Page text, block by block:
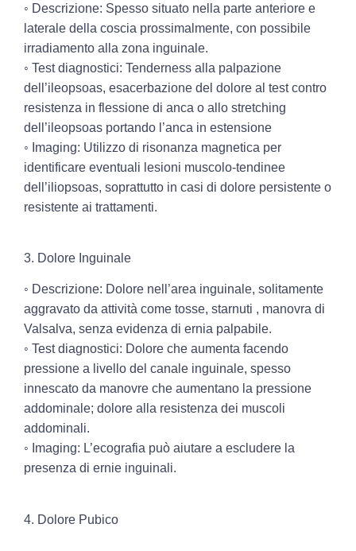
◦ Descrizione: Spesso situato nella parte anteriore e
laterale della coscia prossimalmente, con possibile
irradiamento alla zona inguinale.
◦ Test diagnostici: Tenderness alla palpazione
dell’ileopsoas, esacerbazione del dolore al test contro
resistenza in flessione di anca o allo stretching
dell’ileopsoas portando l’anca in estensione
◦ Imaging: Utilizzo di risonanza magnetica per
identificare eventuali lesioni muscolo-tendinee
dell’iliopsoas, soprattutto in casi di dolore persistente o
resistente ai trattamenti.
3. Dolore Inguinale
◦ Descrizione: Dolore nell’area inguinale, solitamente
aggravato da attività come tosse, starnuti , manovra di
Valsalva, senza evidenza di ernia palpabile.
◦ Test diagnostici: Dolore che aumenta facendo
pressione a livello del canale inguinale, spesso
innescato da manovre che aumentano la pressione
addominale; dolore alla resistenza dei muscoli
addominali.
◦ Imaging: L’ecografia può aiutare a escludere la
presenza di ernie inguinali.
4. Dolore Pubico